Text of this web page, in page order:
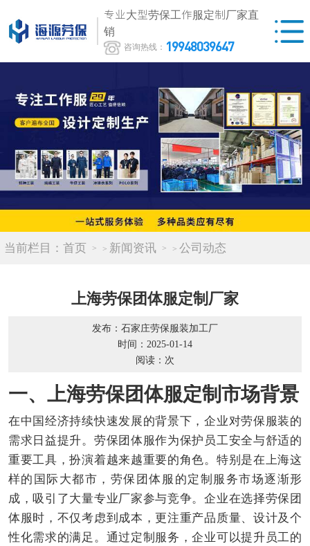
专业大型劳保工作服定制厂家直
销
咨询热线： 19948039647
当前栏目： 首页 > 新闻资讯 > 公司动态
上海劳保团体服定制厂家
发布：石家庄劳保服装加工厂
时间：2025-01-14
阅读： 次
一、上海劳保团体服定制市场背景
在中国经济持续快速发展的背景下，企业对劳保服装的
需求日益提升。劳保团体服作为保护员工安全与舒适的
重要工具，扮演着越来越重要的角色。特别是在上海这
样的国际大都市，劳保团体服的定制服务市场逐渐形
成，吸引了大量专业厂家参与竞争。企业在选择劳保团
体服时，不仅考虑到成本，更注重产品质量、设计及个
性化需求的满足。通过定制服务，企业可以提升员工的